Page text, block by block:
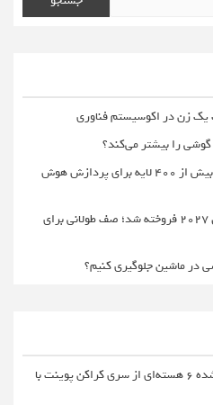
یک زن در اکوسیستم فناوری
گوشی را بیشتر می‌کند؟
سامسونگ از اولین تراشه حافظه با بیش از ۴۰۰ لایه برای پردازش هوش
تمامی محصولات فراری تا پایان سال ۲۰۲۷ فروخته شد؛ صف طولانی برای
در ماشین جلوگیری کنیم؟
پردازنده معرفی‌نشده 6 هسته‌ای از سری کراکن پوینت با